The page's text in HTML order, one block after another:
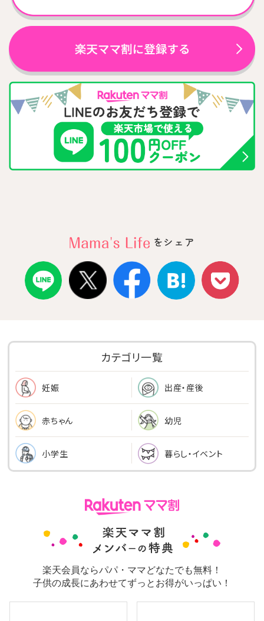
をシェア
カテゴリ一覧
妊娠 出産・産後
赤ちゃん 幼児
小学生 暮らし・イベント
楽天会員ならパパ・ママどなたでも無料！
子供の成長にあわせてずっとお得がいっぱい！